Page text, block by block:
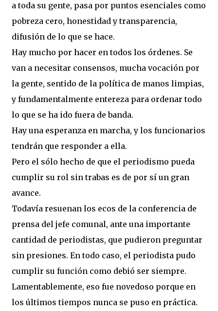
a toda su gente, pasa por puntos esenciales como
pobreza cero, honestidad y transparencia,
difusión de lo que se hace.
Hay mucho por hacer en todos los órdenes. Se
van a necesitar consensos, mucha vocación por
la gente, sentido de la política de manos limpias,
y fundamentalmente entereza para ordenar todo
lo que se ha ido fuera de banda.
Hay una esperanza en marcha, y los funcionarios
tendrán que responder a ella.
Pero el sólo hecho de que el periodismo pueda
cumplir su rol sin trabas es de por sí un gran
avance.
Todavía resuenan los ecos de la conferencia de
prensa del jefe comunal, ante una importante
cantidad de periodistas, que pudieron preguntar
sin presiones. En todo caso, el periodista pudo
cumplir su función como debió ser siempre.
Lamentablemente, eso fue novedoso porque en
los últimos tiempos nunca se puso en práctica.